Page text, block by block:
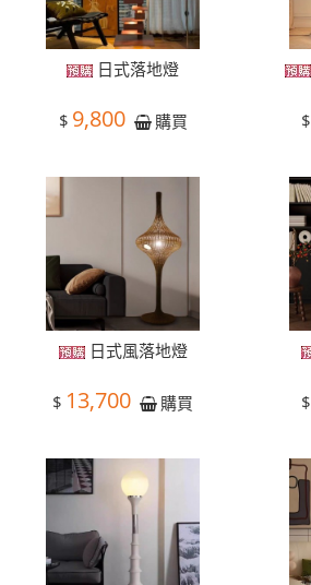
日式落地燈
$ 9,800 購買 $
日式風落地燈
$ 13,700 購買 $